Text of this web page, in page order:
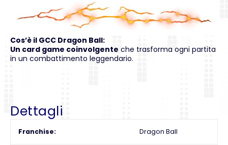
Cos’è il GCC Dragon Ball:
Un card game coinvolgente che trasforma ogni partita
in un combattimento leggendario.
Dettagli
Franchise Dragon Ball